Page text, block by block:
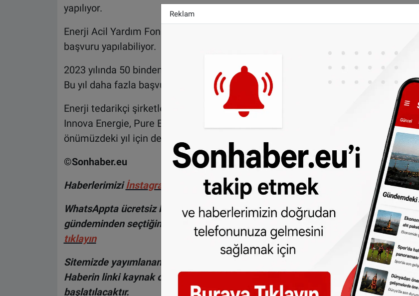
yapılıyor.
Enerji Acil Yardım Fonu desteği için
başvuru yapılabiliyor.
2023 yılında 50 binden fazla haneye toplam 43.7 milyon euroluk destek verildi.
Bu yıl daha fazla başvuru olacağı tahmin edilmekte.
Enerji tedarikçi şirketleri Budget Energie, Eneco, Engie, Essent, Greenchoice,
Innova Energie, Pure Energie, Vattenfall ve Vrij op Naam ile merkezi hükümet
önümüzdeki yıl için de milyon dolarlık destek verecek.
©Sonhaber.eu
Haberlerimizi İnstagram hesabımızdan da takip edebilirsiniz.
WhatsAppta ücretsiz bültenimize abone olun, Hollanda ve diğer Avrupa ülkeleri
gündeminden seçtiğimiz haberler her gün telefonunuza gelsin!
Abone olmak için
tıklayın
Sitemizde yayımlanan haberlerin her türlü hakkı
’ya aittir.
Haberin linki kaynak olarak gösterilmeden alınan haberler için hukuki işlem
başlatılacaktır.
Reklam